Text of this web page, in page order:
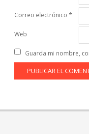
Correo electrónico *
Web
Guarda mi nombre,